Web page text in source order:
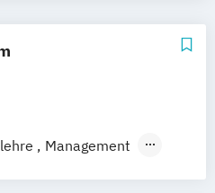
Marketing &
Management